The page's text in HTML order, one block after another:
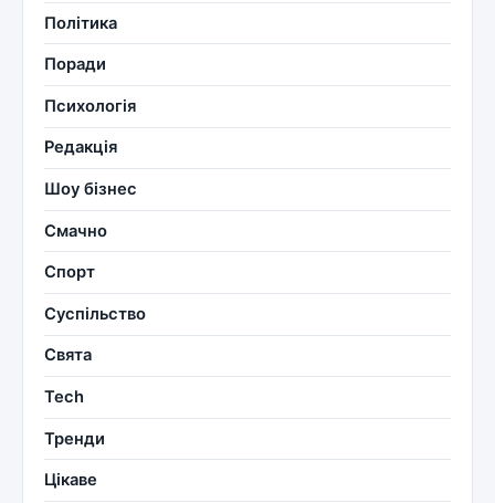
Політика
Поради
Психологія
Редакція
Шоу бізнес
Смачно
Спорт
Суспільство
Свята
Tech
Тренди
Цікаве